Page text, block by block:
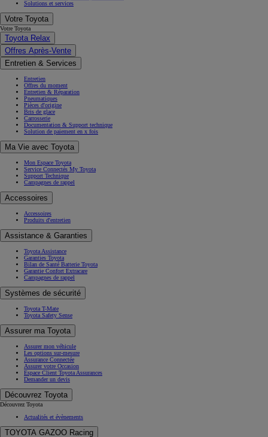
Offres utilitaires
Gamme électrifiée pour les professionnels
Solutions et services
Votre Toyota
Votre Toyota
Toyota Relax
Offres Après-Vente
Entretien & Services
Entretien
Offres du moment
Entretien & Réparation
Pneumatiques
Pièces d'origine
Bris de glace
Carrosserie
Documentation & Support technique
Solution de paiement en x fois
Ma Vie avec Toyota
Mon Espace Toyota
Service Connectés My Toyota
Support Technique
Campagnes de rappel
Accessoires
Accessoires
Produits d'entretien
Assistance & Garanties
Toyota Assistance
Garanties Toyota
Bilan de Santé Batterie Toyota
Garantie Confort Extracare
Campagnes de rappel
Systèmes de sécurité
Toyota T-Mate
Toyota Safety Sense
Assurer ma Toyota
Assurer mon véhicule
Les options sur-mesure
Assurance Connectée
Assurer votre Occasion
Espace Client Toyota Assurances
Demander un devis
Découvrez Toyota
Découvrez Toyota
Actualités et évènements